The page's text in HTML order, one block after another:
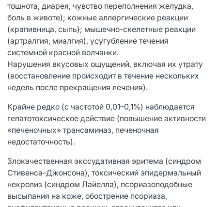
тошнота, диарея, чувство переполнения желудка,
боль в животе); кожные аллергические реакции
(крапивница, сыпь); мышечно-скелетные реакции
(артралгия, миалгия), усугубление течения
системной красной волчанки.
Нарушения вкусовых ощущений, включая их утрату
(восстановление происходит в течение нескольких
недель после прекращения лечения).
Крайне редко (с частотой 0,01–0,1%) наблюдается
гепатотоксическое действие (повышение активности
«печеночных» трансаминаз, печеночная
недостаточность).
Злокачественная экссудативная эритема (синдром
Стивенса-Джонсона), токсический эпидермальный
некролиз (синдром Лайелла), псориазоподобные
высыпания на коже, обострение псориаза,